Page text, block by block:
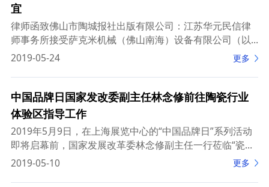
宜
律师函致佛山市陶城报社出版有限公司：江苏华元民信律
师事务所接受萨克米机械（佛山南海）设备有限公司（以
下简称“委托人”）的委托，指派吴新建律师就与贵司侵权纠
2019-05-24 更多
中国品牌日国家发改委副主任林念修前往陶瓷行业
体验区指导工作
2019年5月9日，在上海展览中心的“中国品牌日”系列活动
即将启幕前，国家发展改革委林念修副主任一行莅临“瓷耀
中华”陶瓷体验区进行现场考察。林念修副主任在中国陶瓷
2019-05-10 更多